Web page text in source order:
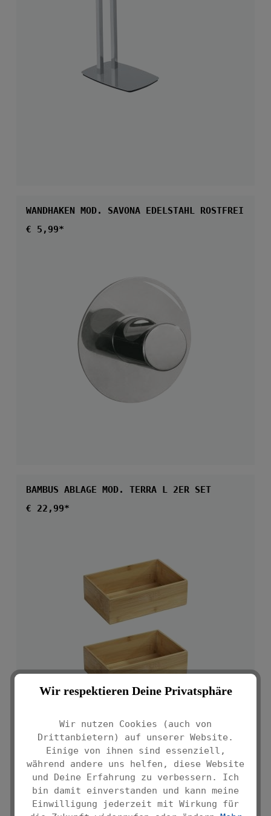
WANDHAKEN MOD. SAVONA EDELSTAHL ROSTFREI
Regulärer Preis:
€ 5,99*
BAMBUS ABLAGE MOD. TERRA L 2ER SET
Regulärer Preis:
€ 22,99*
HANDTUCHHALTER MOD. REITANI AUS
LACKIERTEM STAHL
€ 19,99*
Wir respektieren Deine Privatsphäre
Wir nutzen Cookies (auch von
Drittanbietern) auf unserer Website.
Einige von ihnen sind essenziell,
während andere uns helfen, diese Website
und Deine Erfahrung zu verbessern. Ich
bin damit einverstanden und kann meine
Einwilligung jederzeit mit Wirkung für